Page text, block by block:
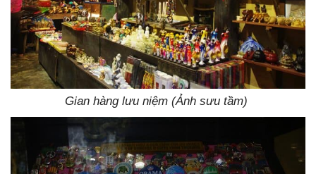
Gian hàng lưu niệm (Ảnh sưu tầm)